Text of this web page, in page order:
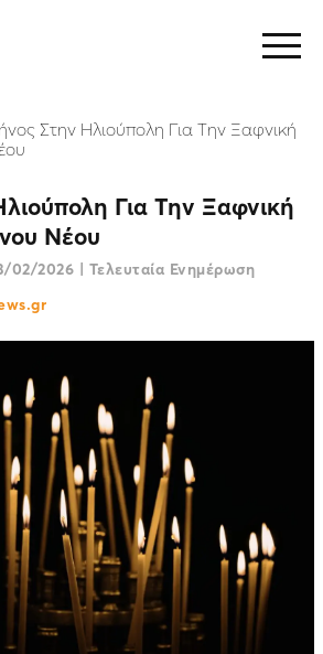
Στην Ηλιούπολη Για Την Ξαφνική
Για Την Ξαφνική
Νέου
02/2026 | Τελευταία Ενημέρωση